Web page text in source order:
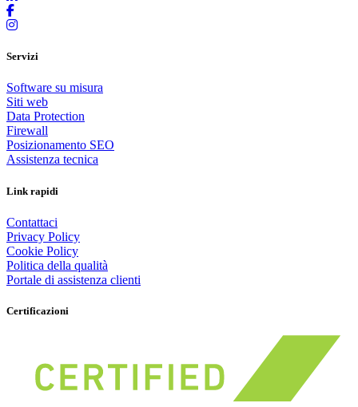
Servizi
Software su misura
Siti web
Data Protection
Firewall
Posizionamento SEO
Assistenza tecnica
Link rapidi
Contattaci
Privacy Policy
Cookie Policy
Politica della qualità
Portale di assistenza clienti
Certificazioni